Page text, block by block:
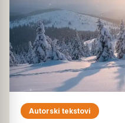
Autorski tekstovi